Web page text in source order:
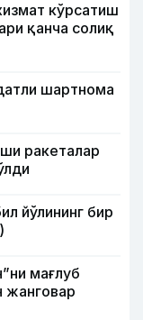
кўрсатиш
қанча солиқ
шартнома
ракеталар
йўлининг бир
мағлуб
жанговар